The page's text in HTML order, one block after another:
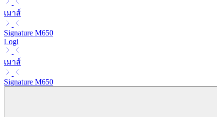
เมาส์
Signature M650
Logi
เมาส์
Signature M650